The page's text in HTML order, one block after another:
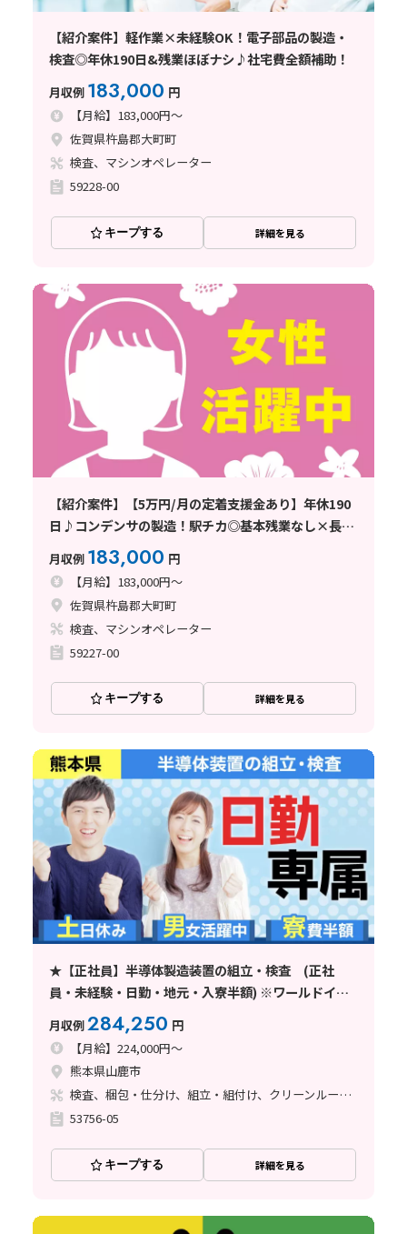
【紹介案件】軽作業×未経験OK！電子部品の製造・
検査◎年休190日&残業ほぼナシ♪社宅費全額補助！
月収例 183,000 円
【月給】183,000円～
佐賀県杵島郡大町町
検査、マシンオペレーター
59228-00
キープする 詳細を見る
【紹介案件】【5万円/月の定着支援金あり】年休190
日♪コンデンサの製造！駅チカ◎基本残業なし×長期
休暇あり☆
月収例 183,000 円
【月給】183,000円～
佐賀県杵島郡大町町
検査、マシンオペレーター
59227-00
キープする 詳細を見る
★【正社員】半導体製造装置の組立・検査 (正社
員・未経験・日勤・地元・入寮半額) ※ワールドイン
テック直接雇用
月収例284,250 円
【月給】224,000円～
熊本県山鹿市
検査、梱包・仕分け、組立・組付け、クリーンルーム、清掃・洗浄、立ち作業
53756-05
キープする 詳細を見る